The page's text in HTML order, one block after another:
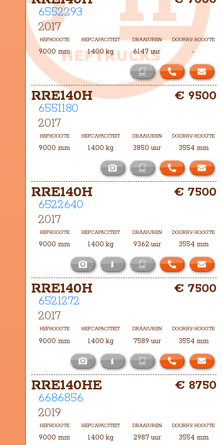
6552293
2017
HEFHOOGTE HEFCAPACITEIT DRAAIUREN DOORRIJ HOOGTE
9000 mm 1400 kg 6147 uur -
RRE140H
6551180
2017
HEFHOOGTE HEFCAPACITEIT DRAAIUREN DOORRIJ HOOGTE
9000 mm 1400 kg 3850 uur 3554 mm
€ 9500
RRE140H
6522640
2017
HEFHOOGTE HEFCAPACITEIT DRAAIUREN DOORRIJ HOOGTE
9000 mm 1400 kg 9362 uur 3554 mm
i
€ 7500
Het masttype bij deze RRE140H is
TH-9000
RRE140H
6521272
2017
HEFHOOGTE HEFCAPACITEIT DRAAIUREN DOORRIJ HOOGTE
9000 mm 1400 kg 7589 uur 3554 mm
i
€ 7500
Het masttype bij deze RRE140H is
TH-9000
RRE140HE
6686856
2019
HEFHOOGTE HEFCAPACITEIT DRAAIUREN DOORRIJ HOOGTE
9000 mm 1400 kg 2987 uur 3554 mm
€ 8750